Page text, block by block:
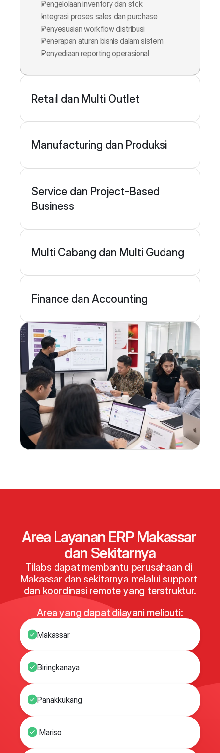
Pengelolaan inventory dan stok
Integrasi proses sales dan purchase
Penyesuaian workflow distribusi
Penerapan aturan bisnis dalam sistem
Penyediaan reporting operasional
Retail dan Multi Outlet
Manufacturing dan Produksi
Service dan Project-Based
Business
Multi Cabang dan Multi Gudang
Finance dan Accounting
Area Layanan ERP Makassar
dan Sekitarnya
Tilabs dapat membantu perusahaan di
Makassar dan sekitarnya melalui support
dan koordinasi remote yang terstruktur.
Area yang dapat dilayani meliputi:
Makassar
Biringkanaya
Panakkukang
Mariso